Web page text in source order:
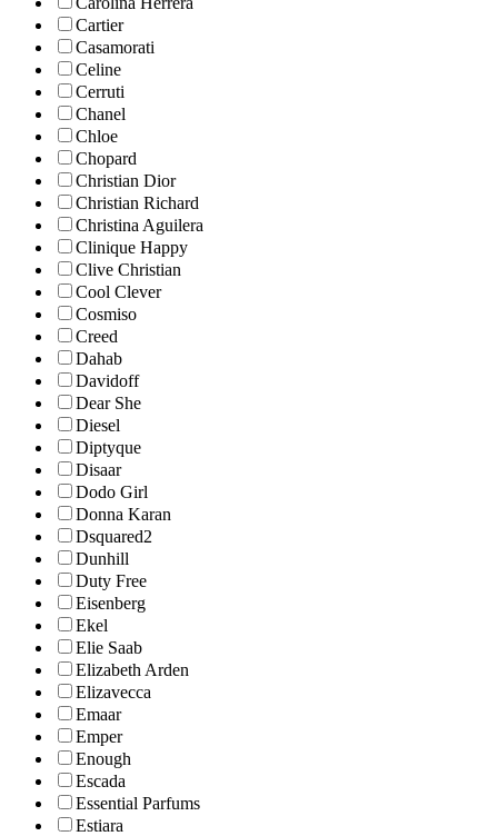
Cartier
Casamorati
Celine
Cerruti
Chanel
Chloe
Chopard
Christian Dior
Christian Richard
Christina Aguilera
Clinique Happy
Clive Christian
Cool Clever
Cosmiso
Creed
Dahab
Davidoff
Dear She
Diesel
Diptyque
Disaar
Dodo Girl
Donna Karan
Dsquared2
Dunhill
Duty Free
Eisenberg
Ekel
Elie Saab
Elizabeth Arden
Elizavecca
Emaar
Emper
Enough
Escada
Essential Parfums
Estiara